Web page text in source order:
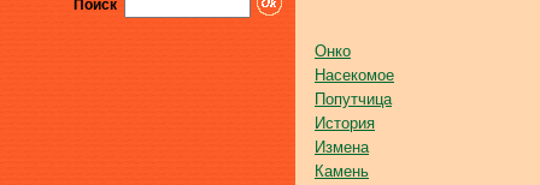
Поиск
Онко
Насекомое
Попутчица
История
Измена
Камень